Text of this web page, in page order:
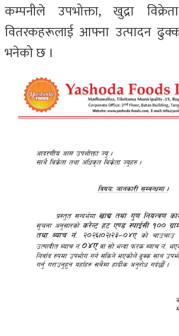
कम्पनीले उपभोक्ता, खुद्रा
वितरकहरूलाई आफ्ना उत्पादन
भनेको छ ।